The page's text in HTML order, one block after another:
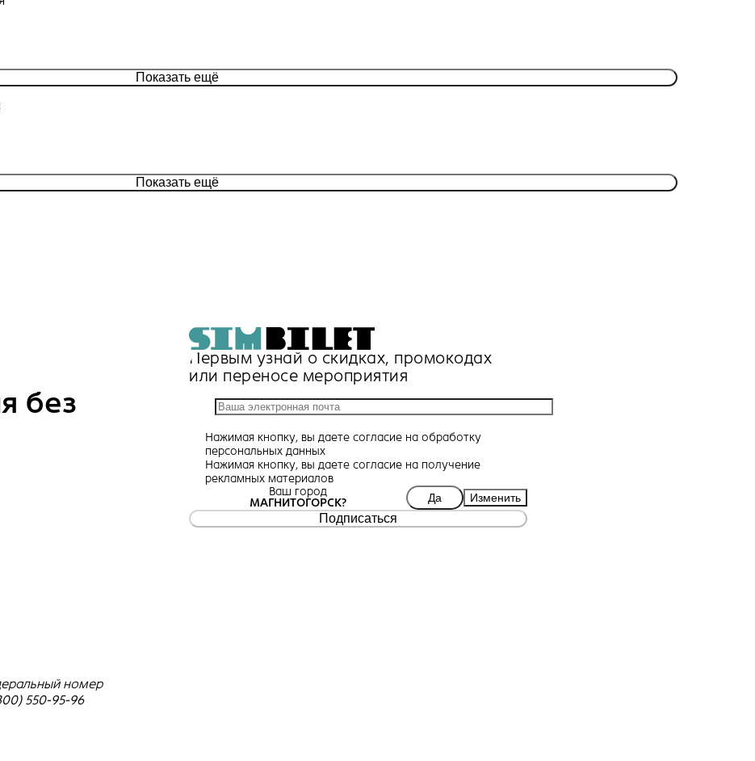
Показать ещё
Показать ещё
без
номер
550-95-96
Первым узнай о скидках, промокодах
или переносе мероприятия
Нажимая кнопку, вы даете согласие на обработку
персональных данных
Нажимая кнопку, вы даете согласие на получение
рекламных материалов
Ваш город
МАГНИТОГОРСК?
Да Изменить
Подписаться